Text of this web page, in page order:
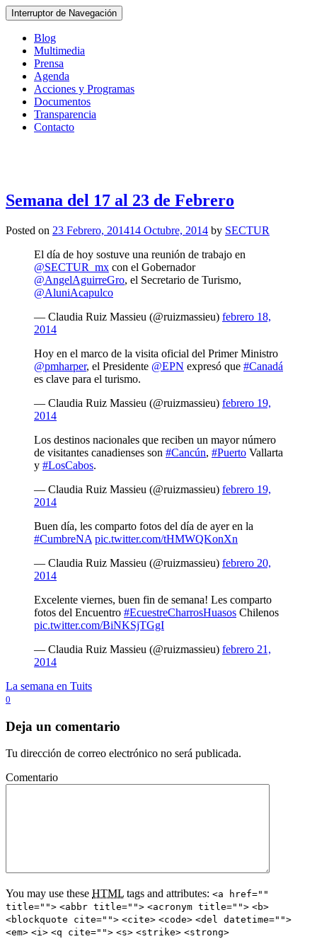
Interruptor de Navegación
Blog
Multimedia
Prensa
Agenda
Acciones y Programas
Documentos
Transparencia
Contacto
Semana del 17 al 23 de Febrero
Posted on 23 Febrero, 201414 Octubre, 2014 by SECTUR
El día de hoy sostuve una reunión de trabajo en
@SECTUR_mx con el Gobernador
@AngelAguirreGro, el Secretario de Turismo,
@AluniAcapulco
— Claudia Ruiz Massieu (@ruizmassieu) febrero 18,
2014
Hoy en el marco de la visita oficial del Primer Ministro
@pmharper, el Presidente @EPN expresó que #Canadá
es clave para el turismo.
— Claudia Ruiz Massieu (@ruizmassieu) febrero 19,
2014
Los destinos nacionales que reciben un mayor número
de visitantes canadienses son #Cancún, #Puerto Vallarta
y #LosCabos.
— Claudia Ruiz Massieu (@ruizmassieu) febrero 19,
2014
Buen día, les comparto fotos del día de ayer en la
#CumbreNA pic.twitter.com/tHMWQKonXn
— Claudia Ruiz Massieu (@ruizmassieu) febrero 20,
2014
Excelente viernes, buen fin de semana! Les comparto
fotos del Encuentro #EcuestreCharrosHuasos Chilenos
pic.twitter.com/BiNKSjTGgI
— Claudia Ruiz Massieu (@ruizmassieu) febrero 21,
2014
La semana en Tuits
0
Deja un comentario
Tu dirección de correo electrónico no será publicada.
Comentario
You may use these HTML tags and attributes: <a href=""
title=""> <abbr title=""> <acronym title=""> <b>
<blockquote cite=""> <cite> <code> <del datetime="">
<em> <i> <q cite=""> <s> <strike> <strong>